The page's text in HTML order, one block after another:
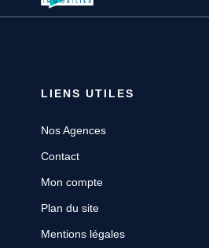
LIENS UTILES
Nos Agences
Contact
Mon compte
Plan du site
Mentions légales